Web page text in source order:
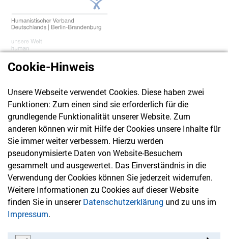
030 61 39 04 10
info@hvd-bb.de
Newsletter
Bleiben Sie mit unserem Newsletter auf dem aktuellsten
Stand mit Themen, die Sie interessieren.
Jetzt anmelden
Cookie-Hinweis
Unsere Webseite verwendet Cookies. Diese haben zwei
Funktionen: Zum einen sind sie erforderlich für die
grundlegende Funktionalität unserer Website. Zum
anderen können wir mit Hilfe der Cookies unsere Inhalte für
Sie immer weiter verbessern. Hierzu werden
pseudonymisierte Daten von Website-Besuchern
gesammelt und ausgewertet. Das Einverständnis in die
Verwendung der Cookies können Sie jederzeit widerrufen.
Weitere Informationen zu Cookies auf dieser Website
finden Sie in unsererDatenschutzerklärung und zu uns im
Impressum.